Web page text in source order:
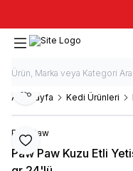
Ana Sayfa Kedi Ürünleri
Favoriye Ekle
Paylaş
Paw Paw
Paw Paw Kuzu Etli